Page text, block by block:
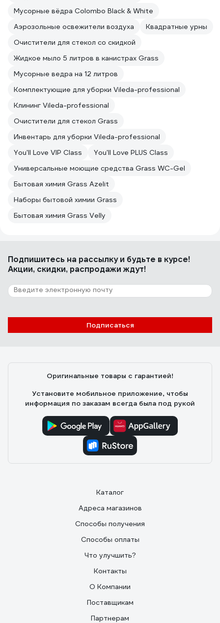
Мусорные вёдра Colombo Black & White
Аэрозольные освежители воздуха
Квадратные урны
Очистители для стекол со скидкой
Жидкое мыло 5 литров в канистрах Grass
Мусорные ведра на 12 литров
Комплектующие для уборки Vileda-professional
Клининг Vileda-professional
Очистители для стекол Grass
Инвентарь для уборки Vileda-professional
You'll Love VIP Class
You'll Love PLUS Class
Универсальные моющие средства Grass WC-Gel
Бытовая химия Grass Azelit
Наборы бытовой химии Grass
Бытовая химия Grass Velly
Подпишитесь на рассылкуи будьте в курсе!
Акции, скидки, распродажи ждут!
Подписаться
Оригинальные товары с гарантией!
Установите мобильное приложение, чтобы
информация по заказам всегда была под рукой
Каталог
Адреса магазинов
Способы получения
Способы оплаты
Что улучшить?
Контакты
О Компании
Поставщикам
Партнерам